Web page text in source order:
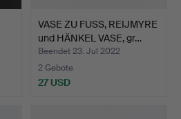
VASE ZU FUSS, REIJMYRE
und HÄNKEL VASE, gr…
Beendet 23. Jul 2022
2 Gebote
27 USD